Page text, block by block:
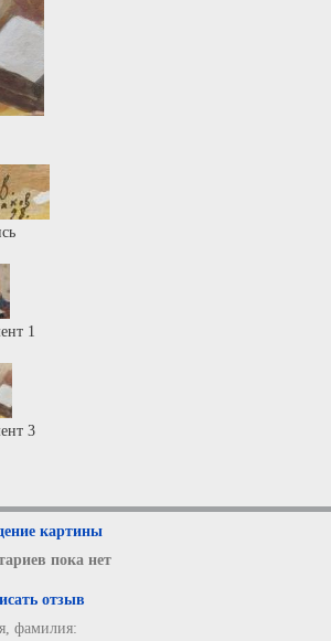
1
3
картины
пока нет
отзыв
фамилия: